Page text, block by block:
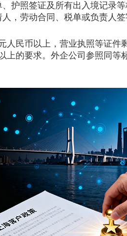
护照签证及所有出入境记录
，劳动合同、税单或负责人签
民币以上，营业执照等证件
的要求。外企公司参照同等